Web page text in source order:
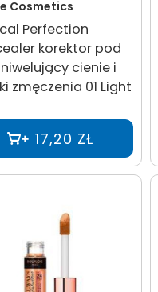
Cosmetics
Perfection
korektor pod
cienie i
zmęczenia 01 Light
17,20 ZŁ